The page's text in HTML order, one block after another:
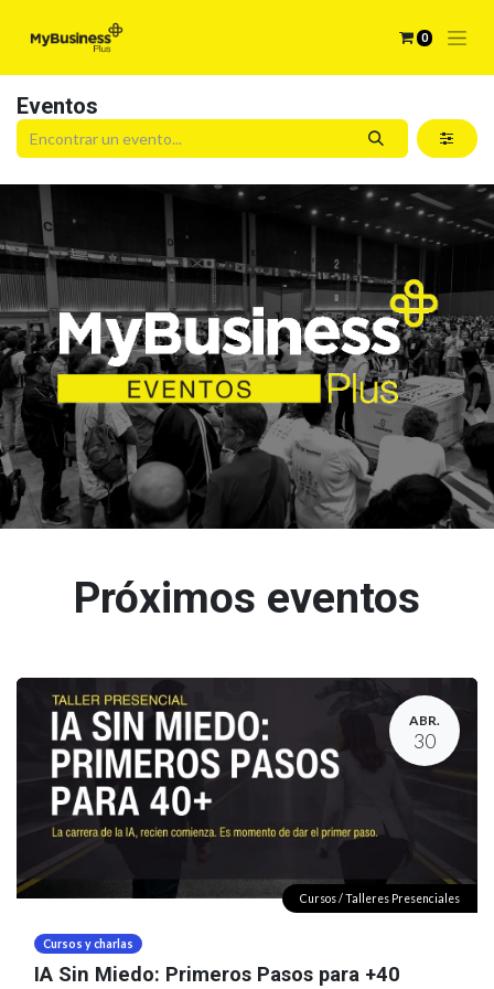
0
Eventos
Próximos eventos
ABR.
30
Cursos y charlas
IA Sin Miedo: Primeros Pasos para +40
Cursos / Talleres Presenciales